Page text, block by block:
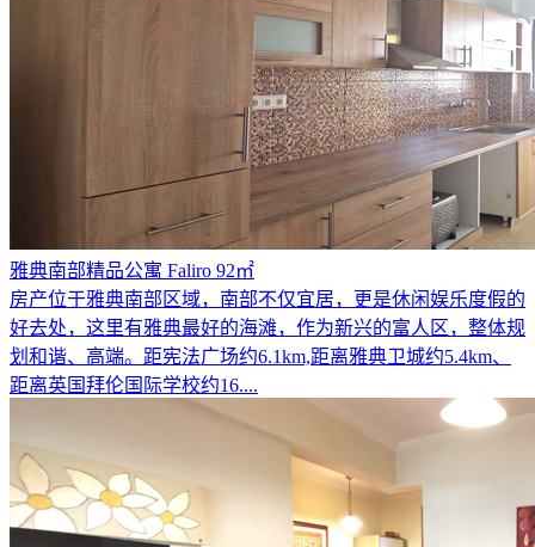
雅典南部精品公寓 Faliro 92㎡
房产位于雅典南部区域，南部不仅宜居，更是休闲娱乐度假的
好去处，这里有雅典最好的海滩，作为新兴的富人区，整体规
划和谐、高端。距宪法广场约6.1km,距离雅典卫城约5.4km、
距离英国拜伦国际学校约16....